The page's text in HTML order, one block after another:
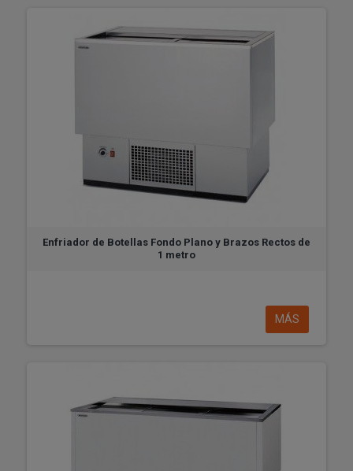
Enfriador de Botellas Fondo Plano y Brazos Rectos de
1 metro
MÁS